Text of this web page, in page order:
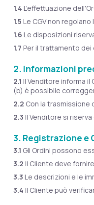
1.4 L'effettuazione
1.5 Le CGV non
1.6 Le disposizioni
1.7 Per il trattamento dei
2. Informazioni
2.1 Il Venditore informa
(b) è possibile
2.2 Con la trasmissione
2.3 Il Venditore si
3. Registrazione e
3.1 Gli Ordini possono
3.2 Il Cliente deve
3.3 Le descrizioni e le
3.4 Il Cliente può